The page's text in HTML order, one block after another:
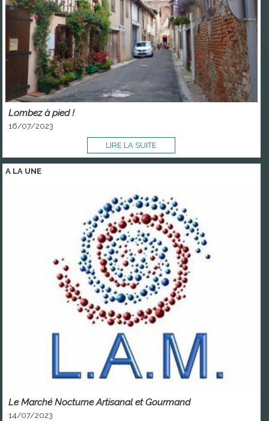
Lombez à pied !
16/07/2023
LIRE LA SUITE
A LA UNE
Le Marché Nocturne Artisanal et Gourmand
14/07/2023